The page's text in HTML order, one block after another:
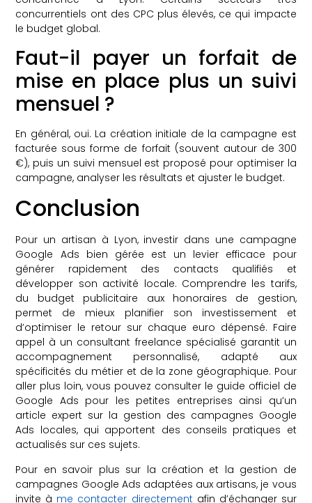
concurrentiels ont des CPC plus élevés, ce qui impacte
le budget global.
Faut-il payer un forfait de
mise en place plus un suivi
mensuel ?
En général, oui. La création initiale de la campagne est
facturée sous forme de forfait (souvent autour de 300
€), puis un suivi mensuel est proposé pour optimiser la
campagne, analyser les résultats et ajuster le budget.
Conclusion
Pour un artisan à Lyon, investir dans une campagne
Google Ads bien gérée est un levier efficace pour
générer rapidement des contacts qualifiés et
développer son activité locale. Comprendre les tarifs,
du budget publicitaire aux honoraires de gestion,
permet de mieux planifier son investissement et
d’optimiser le retour sur chaque euro dépensé. Faire
appel à un consultant freelance spécialisé garantit un
accompagnement personnalisé, adapté aux
spécificités du métier et de la zone géographique. Pour
aller plus loin, vous pouvez consulter le guide officiel de
Google Ads pour les petites entreprises ainsi qu’un
article expert sur la gestion des campagnes Google
Ads locales, qui apportent des conseils pratiques et
actualisés sur ces sujets.
Pour en savoir plus sur la création et la gestion de
campagnes Google Ads adaptées aux artisans, je vous
invite à me contacter directementafin d’échanger sur